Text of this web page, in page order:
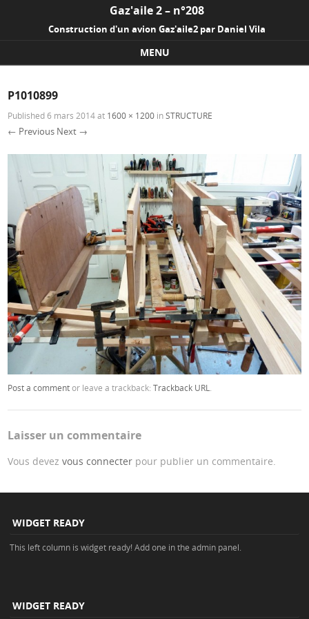
Gaz'aile 2 – n°208
Construction d'un avion Gaz'aile2 par Daniel Vila
MENU
P1010899
Published6 mars 2014at 1600 × 1200 inSTRUCTURE
← Previous Next →
Post a commentor leave a trackback:Trackback URL
Laisser un commentaire
Vous devezvous connecter pour publier un commentaire.
WIDGET READY
This left column is widget ready! Add one in the admin panel.
WIDGET READY